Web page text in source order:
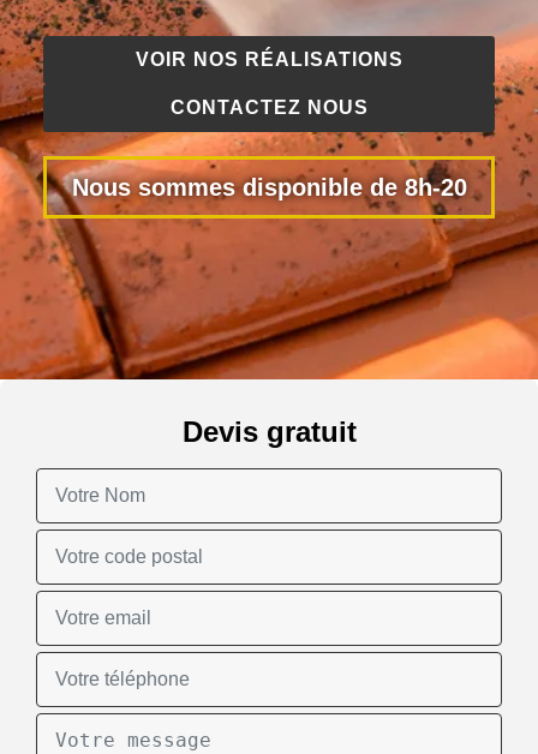
VOIR NOS RÉALISATIONS
CONTACTEZ NOUS
Nous sommes disponible de 8h-20
Devis gratuit